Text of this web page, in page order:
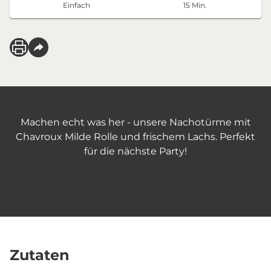
Einfach
15 Min.
Machen echt was her - unsere Nachotürme mit
Chavroux Milde Rolle und frischem Lachs. Perfekt
für die nächste Party!
Zutaten